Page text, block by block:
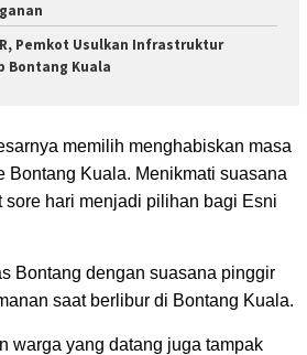
Pemkot Usulkan Infrastruktur
Bontang Kuala
memilih menghabiskan masa
Bontang Kuala. Menikmati suasana
sore hari menjadi pilihan bagi Esni
Bontang dengan suasana pinggir
saat berlibur di Bontang Kuala.
warga yang datang juga tampak